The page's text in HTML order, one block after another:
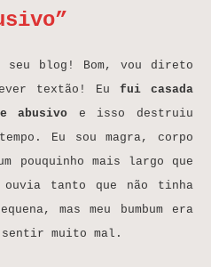
seu blog! Bom, vou direto
textão! Eu fui casada
abusivo e isso destruiu
Eu sou magra, corpo
pouquinho mais largo que
tanto que não tinha
mas meu bumbum era
sentir muito mal.